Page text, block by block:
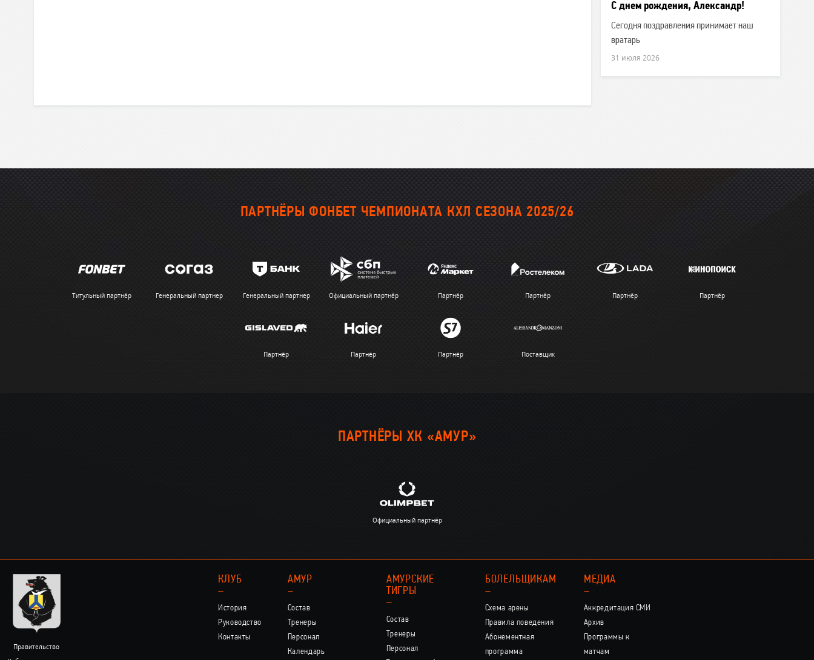
С днем рождения, Александр!
Сегодня поздравления принимает наш
вратарь
31 июля 2026
ПАРТНЁРЫ ФОНБЕТ ЧЕМПИОНАТА КХЛ СЕЗОНА 2025/26
Титульный партнёр Генеральный партнер Генеральный партнер Официальный партнёр Партнёр Партнёр Партнёр Партнёр
Партнёр Партнёр Партнёр Поставщик
ПАРТНЁРЫ ХК «АМУР»
Официальный партнёр
Правительство
КЛУБ
–
История
Руководство
Контакты
АМУР
–
Состав
Тренеры
Персонал
Календарь
АМУРСКИЕ
ТИГРЫ
–
Состав
Тренеры
Персонал
БОЛЕЛЬЩИКАМ
–
Схема арены
Правила поведения
Абонементная
программа
МЕДИА
–
Аккредитация СМИ
Архив
Программы к
матчам